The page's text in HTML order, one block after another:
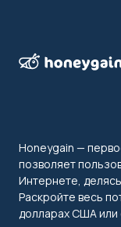
Honeygain —
позволяет
Интернете,
Раскройте весь
долларах США